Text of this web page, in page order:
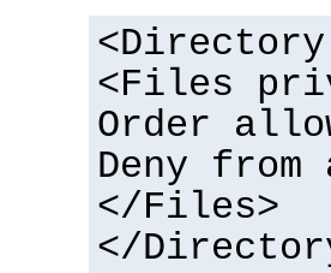
<Files
Order
Deny
</Files>
</